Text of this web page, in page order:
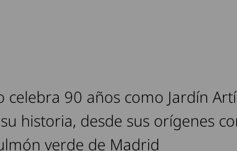
celebra 90 años como Jardín
historia, desde sus orígenes
verde de Madrid